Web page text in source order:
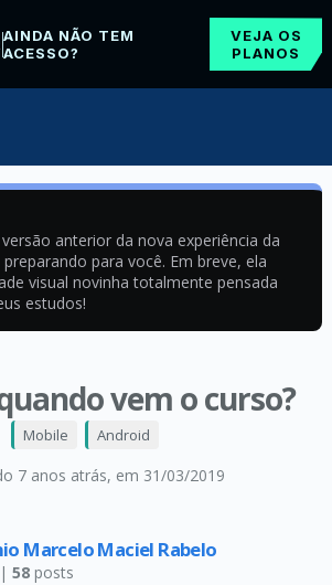
AINDA NÃO TEM
ACESSO?
VEJA OS
PLANOS
anterior da nova experiência da
para você. Em breve, ela
visual novinha totalmente pensada
estudos!
vem o curso?
7 anos atrás, em 31/03/2019
Mobile Android
Marcelo Maciel Rabelo
58posts